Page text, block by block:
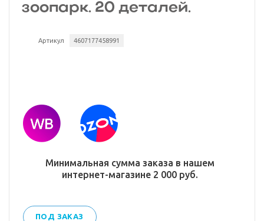
зоопарк. 20 деталей.
Артикул 4607177458991
Минимальная сумма заказа в нашем
интернет-магазине 2 000 руб.
ПОД ЗАКАЗ